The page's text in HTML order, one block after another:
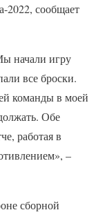
2022, сообщает
начали игру
все броски.
команды в моей
Обе
работая в
–
сборной